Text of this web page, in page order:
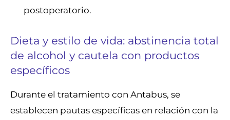
postoperatorio.
Dieta y estilo de vida: abstinencia total
de alcohol y cautela con productos
específicos
Durante el tratamiento con Antabus, se
establecen pautas específicas en relación con la